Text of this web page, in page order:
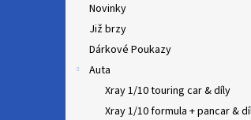
Novinky
Již brzy
Dárkové Poukazy
Auta
Xray 1/10 touring car & díly
Xray 1/10 formula + pancar &